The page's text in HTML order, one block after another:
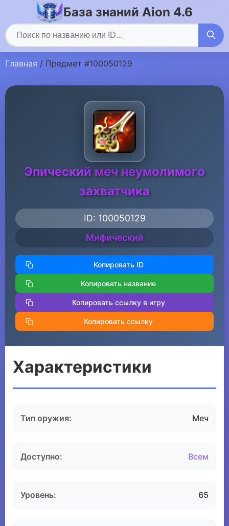
База знаний Aion 4.6
Главная / Предмет #100050129
Эпический меч неумолимого
захватчика
ID: 100050129
Мифический
Копировать ID
Копировать название
Копировать ссылку в игру
Копировать ссылку
Характеристики
Тип оружия: Меч
Доступно: Всем
Уровень: 65